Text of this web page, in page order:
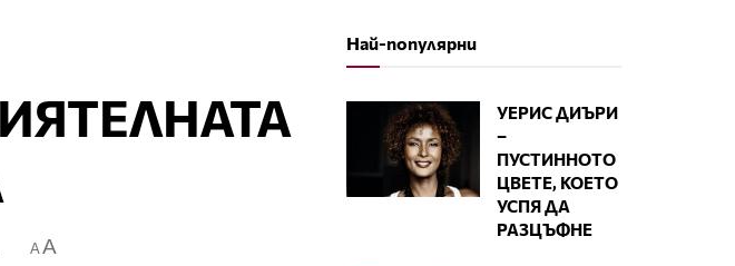
AA
Най-популярни
УЕРИС ДИЪРИ
–
ПУСТИННОТО
ЦВЕТЕ, КОЕТО
УСПЯ ДА
РАЗЦЪФНЕ